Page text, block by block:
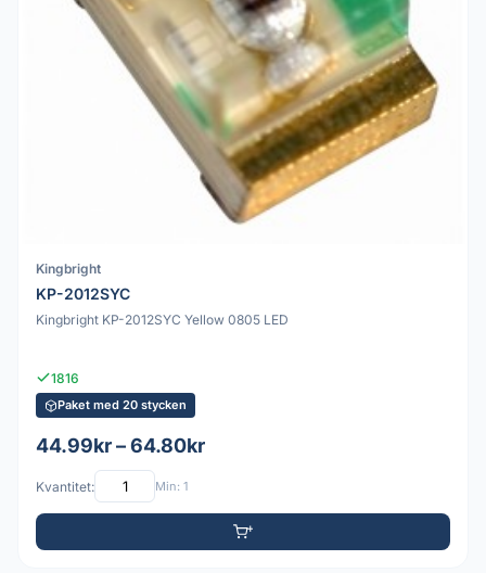
Kingbright
KP-2012SYC
Kingbright KP-2012SYC Yellow 0805 LED
1816
Paket med 20 stycken
44.99kr – 64.80kr
Kvantitet: Min: 1